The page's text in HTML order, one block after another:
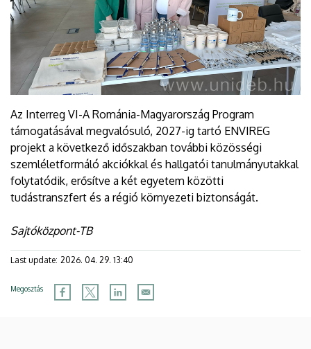
Az Interreg VI-A Románia-Magyarország Program
támogatásával megvalósuló, 2027-ig tartó ENVIREG
projekt a következő időszakban további közösségi
szemléletformáló akciókkal és hallgatói tanulmányutakkal
folytatódik, erősítve a két egyetem közötti
tudástranszfert és a régió környezeti biztonságát.
Sajtóközpont-TB
Last update: 2026. 04. 29. 13:40
Megosztás